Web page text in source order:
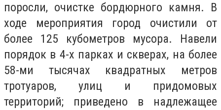
поросли, очистке бордюрного камня. В
ходе мероприятия город очистили от
более 125 кубометров мусора. Навели
порядок в 4-х парках и скверах, на более
58-ми тысячах квадратных метров
тротуаров, улиц и придомовых
территорий; приведено в надлежащее